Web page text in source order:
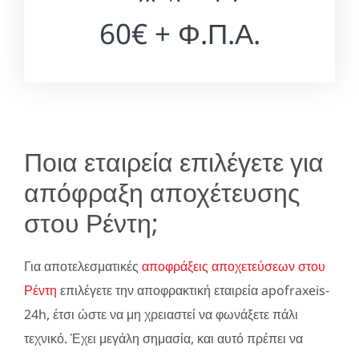
60€ + Φ.Π.Α.
Ποια εταιρεία επιλέγετε για
απόφραξη αποχέτευσης
στου Ρέντη;
Για αποτελεσματικές αποφράξεις αποχετεύσεων στου
Ρέντη επιλέγετε την αποφρακτική εταιρεία apofraxeis-
24h, έτσι ώστε να μη χρειαστεί να φωνάξετε πάλι
τεχνικό. Έχει μεγάλη σημασία, και αυτό πρέπει να